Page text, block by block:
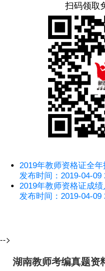
扫码领取
2019年教师资格证全
发布时间：2019-04-09
2019年教师资格证成
发布时间：2019-04-09
-->
湖南教师考编真题资